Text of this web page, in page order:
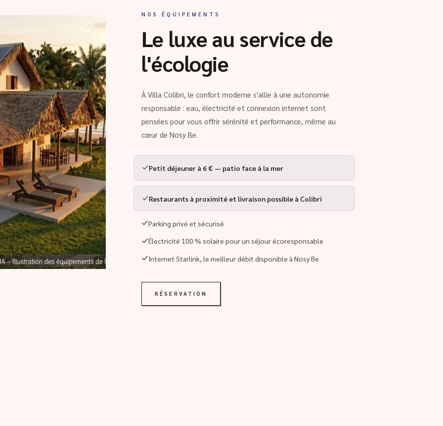
NOS ÉQUIPEMENTS
Le luxe au service de
l'écologie
À Villa Colibri, le confort moderne s'allie à une autonomie
responsable : eau, électricité et connexion internet sont
pensées pour vous offrir sérénité et performance, même au
cœur de Nosy Be.
Petit déjeuner à 6 € — patio face à la mer
Restaurants à proximité et livraison possible à Colibri
Parking privé et sécurisé
Électricité 100 % solaire pour un séjour écoresponsable
Internet Starlink, le meilleur débit disponible à Nosy Be
RÉSERVATION